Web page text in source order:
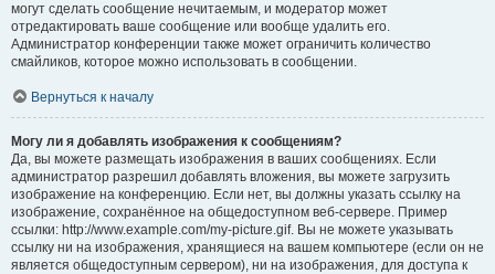
могут сделать сообщение нечитаемым, и модератор может
отредактировать ваше сообщение или вообще удалить его.
Администратор конференции также может ограничить количество
смайликов, которое можно использовать в сообщении.
Вернуться к началу
Могу ли я добавлять изображения к сообщениям?
Да, вы можете размещать изображения в ваших сообщениях. Если
администратор разрешил добавлять вложения, вы можете загрузить
изображение на конференцию. Если нет, вы должны указать ссылку на
изображение, сохранённое на общедоступном веб-сервере. Пример
ссылки: http://www.example.com/my-picture.gif. Вы не можете указывать
ссылку ни на изображения, хранящиеся на вашем компьютере (если он не
является общедоступным сервером), ни на изображения, для доступа к